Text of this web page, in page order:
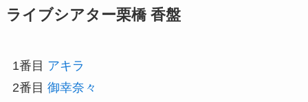
ライブシアター栗橋 香盤
1番目 アキラ
2番目 御幸奈々